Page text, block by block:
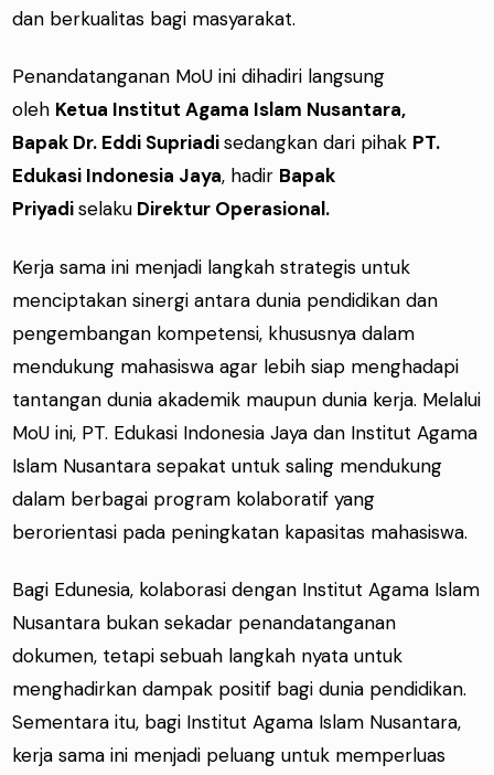
dan berkualitas bagi masyarakat.
Penandatanganan MoU ini dihadiri langsung
oleh Ketua Institut Agama Islam Nusantara,
Bapak Dr. Eddi Supriadisedangkan dari pihak PT.
Edukasi Indonesia Jaya, hadir Bapak
Priyadiselaku Direktur Operasional.
Kerja sama ini menjadi langkah strategis untuk
menciptakan sinergi antara dunia pendidikan dan
pengembangan kompetensi, khususnya dalam
mendukung mahasiswa agar lebih siap menghadapi
tantangan dunia akademik maupun dunia kerja. Melalui
MoU ini, PT. Edukasi Indonesia Jaya dan Institut Agama
Islam Nusantara sepakat untuk saling mendukung
dalam berbagai program kolaboratif yang
berorientasi pada peningkatan kapasitas mahasiswa.
Bagi Edunesia, kolaborasi dengan Institut Agama Islam
Nusantara bukan sekadar penandatanganan
dokumen, tetapi sebuah langkah nyata untuk
menghadirkan dampak positif bagi dunia pendidikan.
Sementara itu, bagi Institut Agama Islam Nusantara,
kerja sama ini menjadi peluang untuk memperluas